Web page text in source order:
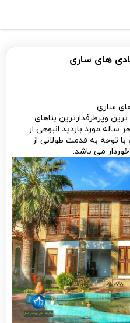
های ساری
ساری
وپرطرفدارترین بناهای
مورد بازدید انبوهی از
توجه به قدمت طولانی از
می باشد.